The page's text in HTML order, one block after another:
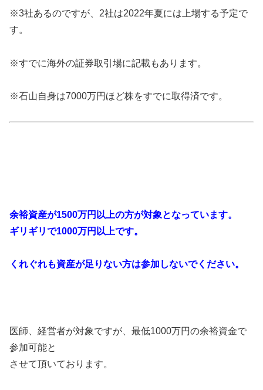
※3社あるのですが、2社は2022年夏には上場する予定で
す。
※すでに海外の証券取引場に記載もあります。
※石山自身は7000万円ほど株をすでに取得済です。
余裕資産が1500万円以上の方が対象となっています。
ギリギリで1000万円以上です。
くれぐれも資産が足りない方は参加しないでください。
医師、経営者が対象ですが、最低1000万円の余裕資金で
参加可能と
させて頂いております。